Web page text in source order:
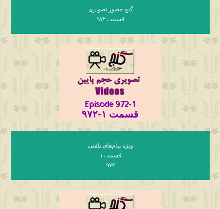
گنج حضور تصویری
قسمت ۹۷۲
Episode 972-1
قسمت ۱-۹۷۲
ویژه پیام‌های تلفنی
قسمت ۱
۹۷۲